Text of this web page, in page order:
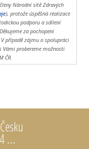
...
Národní sítě Zdravých
), protože úspěšná realizace
podporu a sdílení
za pochopení
případě zájmu o spolupráci
Vámi probereme možnosti
ČR.